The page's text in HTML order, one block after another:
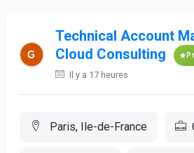
Technical Account
Cloud Consulting
Il y a 17 heures
Paris, Ile-de-France